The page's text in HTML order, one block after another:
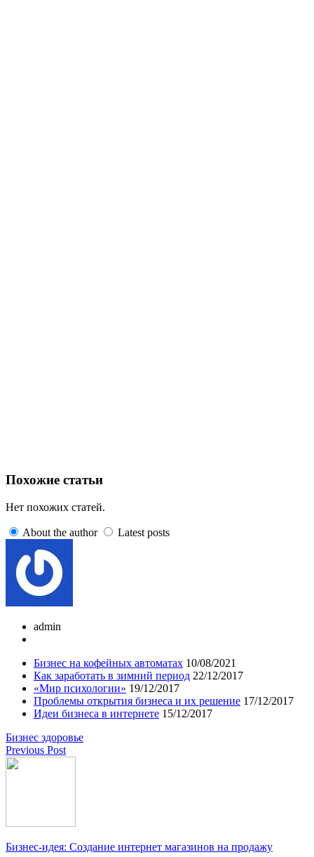
Похожие статьи
Нет похожих статей.
About the author Latest posts
admin
Бизнес на кофейных автоматах 10/08/2021
Как заработать в зимний период 22/12/2017
«Мир психологии» 19/12/2017
Проблемы открытия бизнеса и их решение 17/12/2017
Идеи бизнеса в интернете 15/12/2017
Бизнес здоровье
Previous Post
Бизнес-идея: Создание интернет магазинов на продажу